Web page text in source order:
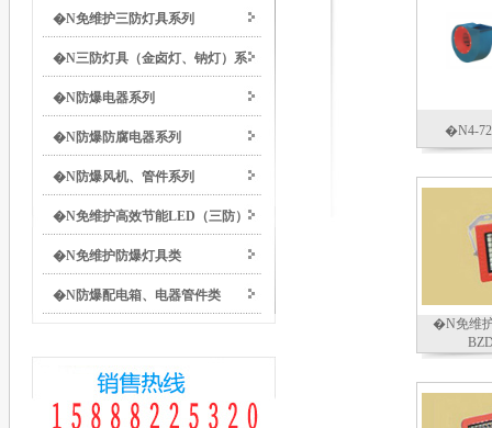
�N免维护三防灯具系列
�N三防灯具（金卤灯、钠灯）系
列�N防爆电器系列
�N防爆防腐电器系列
�N防爆风机、管件系列
�N免维护高效节能LED（三防）
防爆灯具类
�N免维护防爆灯具类
�N防爆配电箱、电器管件类
�N4-
�N免维